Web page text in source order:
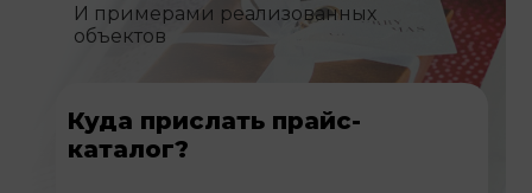
И примерами реализованных
объектов
Куда прислать прайс-
каталог?